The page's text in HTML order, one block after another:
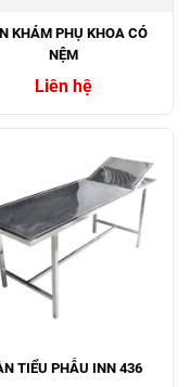
KHÁM PHỤ KHOA CÓ
NỆM
Liên hệ
TIỂU PHẪU INN 436